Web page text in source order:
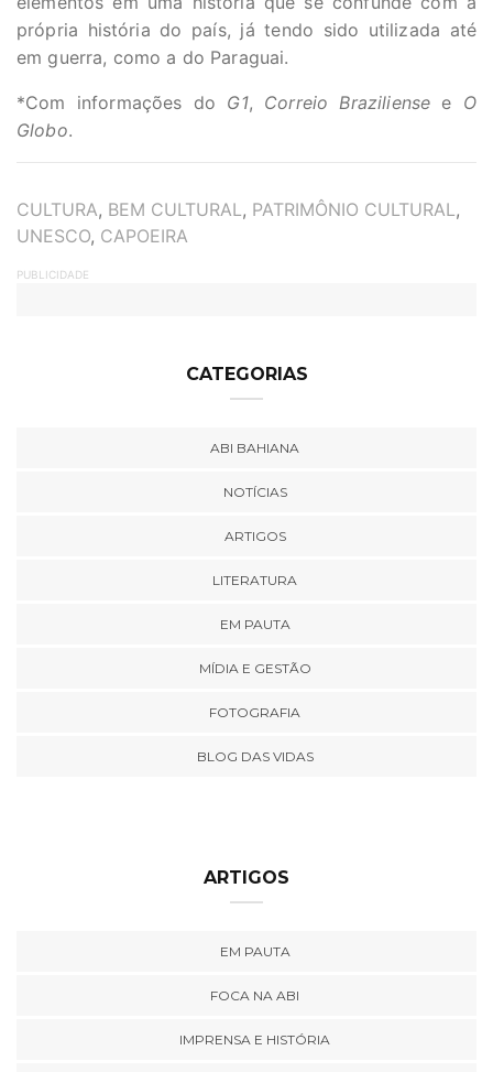
própria história do país, já tendo sido utilizada até
em guerra, como a do Paraguai.
*Com informações do G1, Correio Braziliense e O
Globo.
TAGS
CULTURA, BEM CULTURAL, PATRIMÔNIO CULTURAL,
UNESCO, CAPOEIRA
PUBLICIDADE
CATEGORIAS
ABI BAHIANA
NOTÍCIAS
ARTIGOS
LITERATURA
EM PAUTA
MÍDIA E GESTÃO
FOTOGRAFIA
BLOG DAS VIDAS
ARTIGOS
EM PAUTA
FOCA NA ABI
IMPRENSA E HISTÓRIA